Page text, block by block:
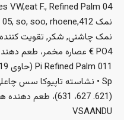
VSAANDU